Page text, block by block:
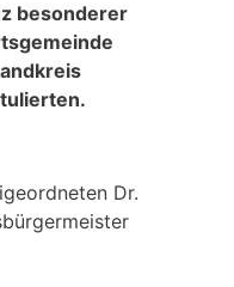
besonderer
Dr.